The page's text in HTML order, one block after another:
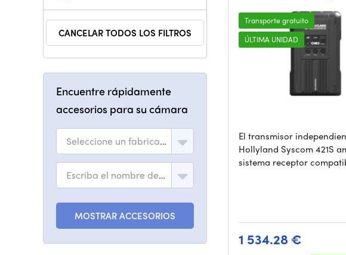
CANCELAR TODOS LOS FILTROS
Encuentre rápidamente
accesorios para su cámara
Seleccione un fabricante
Escriba el nombre del modelo
MOSTRAR ACCESORIOS
Transporte gratuito
ÚLTIMA UNIDAD
El transmisor
Hollyland Syscom 421S
sistema receptor
1 534.28 €